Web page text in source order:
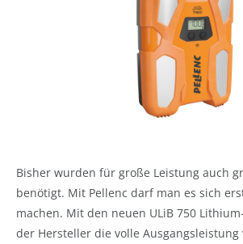
Bisher wurden für große Leistung auch
benötigt. Mit Pellenc darf man es sich
machen. Mit den neuen ULiB 750
der Hersteller die volle Ausgangsleistung